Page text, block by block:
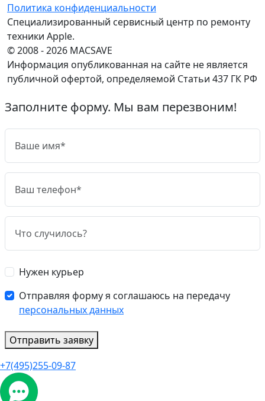
Политика конфиденциальности
Специализированный сервисный центр по ремонту
техники Apple.
© 2008 - 2026 MACSAVE
Информация опубликованная на сайте не является
публичной офертой, определяемой Статьи 437 ГК РФ
Заполните форму. Мы вам перезвоним!
Нужен курьер
Отправляя форму я соглашаюсь на передачу
персональных данных
Отправить заявку
+7(495)255-09-87